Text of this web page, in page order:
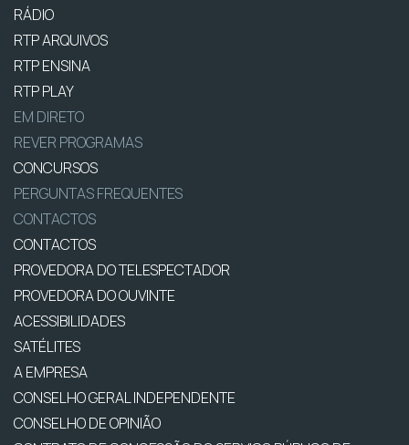
RÁDIO
RTP ARQUIVOS
RTP ENSINA
RTP PLAY
EM DIRETO
REVER PROGRAMAS
CONCURSOS
PERGUNTAS FREQUENTES
CONTACTOS
CONTACTOS
PROVEDORA DO TELESPECTADOR
PROVEDORA DO OUVINTE
ACESSIBILIDADES
SATÉLITES
A EMPRESA
CONSELHO GERAL INDEPENDENTE
CONSELHO DE OPINIÃO